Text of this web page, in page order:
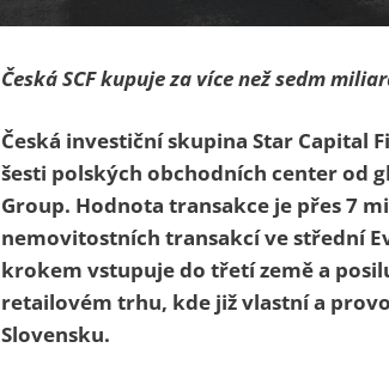
Česká SCF kupuje za více než sedm
Česká investiční skupina Star Capital
šesti polských obchodních center od
Group. Hodnota transakce je přes 7
nemovitostních transakcí ve střední
krokem vstupuje do třetí země a
retailovém trhu, kde již vlastní a
Slovensku.